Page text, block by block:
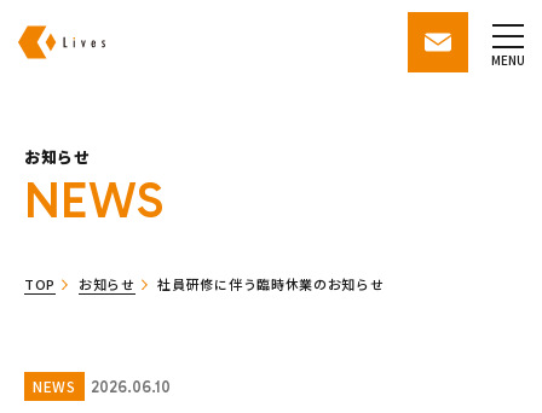
contactMENU
お知らせ
NEWS
TOP お知らせ 社員研修に伴う臨時休業のお知らせ
NEWS 2026.06.10